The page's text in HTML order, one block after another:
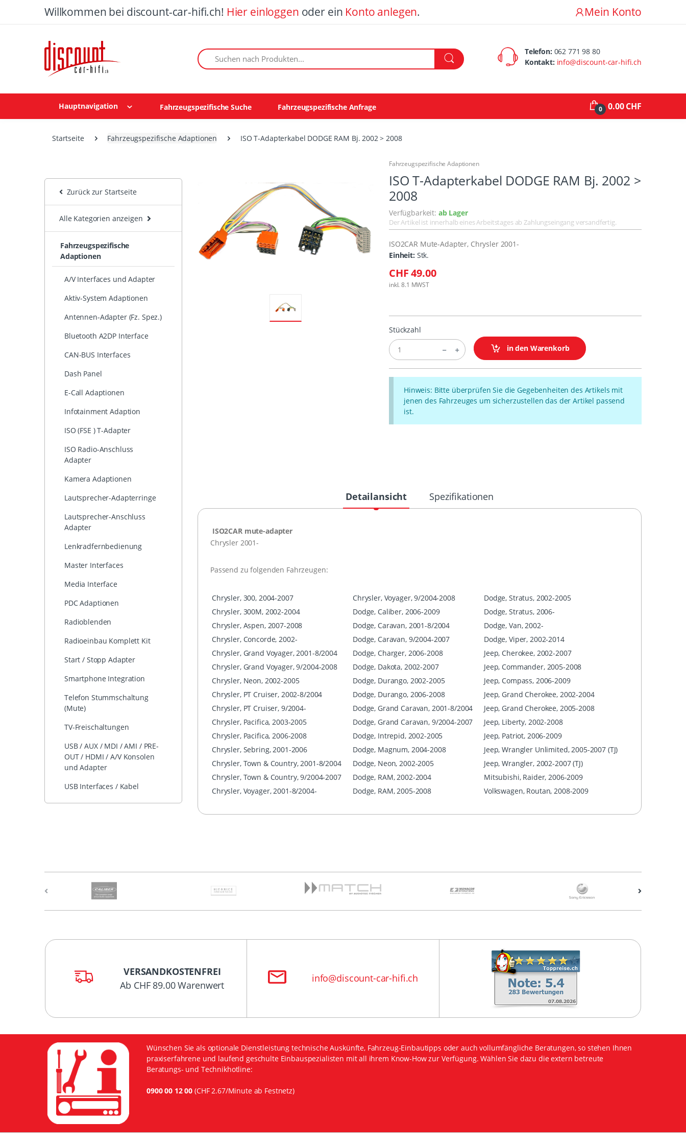
Willkommen bei discount-car-hifi.ch! Hier einloggen oder ein Konto anlegen. Mein Konto
Suchen nach Produkten: Telefon: 062 771 98 80
Kontakt: info@discount-car-hifi.ch
Hauptnavigation Fahrzeugspezifische Suche Fahrzeugspezifische Anfrage 0 0.00 CHF
Startseite Fahrzeugspezifische Adaptionen ISO T-Adapterkabel DODGE RAM Bj. 2002 > 2008
Zurück zur Startseite
Alle Kategorien anzeigen
Fahrzeugspezifische
Adaptionen
A/V Interfaces und Adapter
Aktiv-System Adaptionen
Antennen-Adapter (Fz. Spez.)
Bluetooth A2DP Interface
CAN-BUS Interfaces
Dash Panel
E-Call Adaptionen
Infotainment Adaption
ISO (FSE ) T-Adapter
ISO Radio-Anschluss
Adapter
Kamera Adaptionen
Lautsprecher-Adapterringe
Lautsprecher-Anschluss
Adapter
Lenkradfernbedienung
Master Interfaces
Media Interface
PDC Adaptionen
Radioblenden
Radioeinbau Komplett Kit
Start / Stopp Adapter
Smartphone Integration
Telefon Stummschaltung
(Mute)
TV-Freischaltungen
USB / AUX / MDI / AMI / PRE-
OUT / HDMI / A/V Konsolen
und Adapter
USB Interfaces / Kabel
Fahrzeugspezifische Adaptionen
ISO T-Adapterkabel DODGE RAM Bj. 2002 >
2008
Verfügbarkeit: ab Lager
Der Artikel ist innerhalb eines Arbeitstages ab Zahlungseingang versandfertig.
ISO2CAR Mute-Adapter, Chrysler 2001-
Einheit: Stk.
CHF 49.00
inkl. 8.1 MWST
Stückzahl
in den Warenkorb
Hinweis: Bitte überprüfen Sie die Gegebenheiten des Artikels mit
jenen des Fahrzeuges um sicherzustellen das der Artikel passend
ist.
Detailansicht Spezifikationen
ISO2CAR mute-adapter
Chrysler 2001-
Passend zu folgenden Fahrzeugen:
Chrysler, 300, 2004-2007 Chrysler, Voyager, 9/2004-2008
Dodge, Stratus, 2002-2005
Chrysler, 300M, 2002-2004
Dodge, Caliber, 2006-2009
Dodge, Stratus, 2006-
Chrysler, Aspen, 2007-2008
Dodge, Caravan, 2001-8/2004
Dodge, Van, 2002-
Chrysler, Concorde, 2002-
Dodge, Caravan, 9/2004-2007
Dodge, Viper, 2002-2014
Chrysler, Grand Voyager, 2001-8/2004
Dodge, Charger, 2006-2008
Jeep, Cherokee, 2002-2007
Chrysler, Grand Voyager, 9/2004-2008
Dodge, Dakota, 2002-2007
Jeep, Commander, 2005-2008
Chrysler, Neon, 2002-2005
Dodge, Durango, 2002-2005
Jeep, Compass, 2006-2009
Chrysler, PT Cruiser, 2002-8/2004
Dodge, Durango, 2006-2008
Jeep, Grand Cherokee, 2002-2004
Chrysler, PT Cruiser, 9/2004-
Dodge, Grand Caravan, 2001-8/2004
Jeep, Grand Cherokee, 2005-2008
Chrysler, Pacifica, 2003-2005
Dodge, Grand Caravan, 9/2004-2007
Jeep, Liberty, 2002-2008
Chrysler, Pacifica, 2006-2008
Dodge, Intrepid, 2002-2005
Jeep, Patriot, 2006-2009
Chrysler, Sebring, 2001-2006
Dodge, Magnum, 2004-2008
Jeep, Wrangler Unlimited, 2005-2007 (TJ)
Chrysler, Town & Country, 2001-8/2004
Dodge, Neon, 2002-2005
Jeep, Wrangler, 2002-2007 (TJ)
Chrysler, Town & Country, 9/2004-2007
Dodge, RAM, 2002-2004
Mitsubishi, Raider, 2006-2009
Chrysler, Voyager, 2001-8/2004-
Dodge, RAM, 2005-2008 Volkswagen, Routan, 2008-2009
VERSANDKOSTENFREI
Ab CHF 89.00 Warenwert
info@discount-car-hifi.ch
Wünschen Sie als optionale Dienstleistung technische Auskünfte, Fahrzeug-Einbautipps oder auch vollumfängliche Beratungen, so stehen Ihnen
praxiserfahrene und laufend geschulte Einbauspezialisten mit all ihrem Know-How zur Verfügung. Wählen Sie dazu die extern betreute
Beratungs- und Technikhotline:
0900 00 12 00 (CHF 2.67/Minute ab Festnetz)